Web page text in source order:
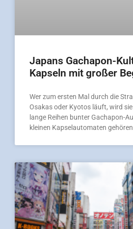
Japans Gachapon-
Kapseln mit großer
Wer zum ersten Mal durch die
Osakas oder Kyotos läuft, wird
lange Reihen bunter Gachapon-
kleinen Kapselautomaten